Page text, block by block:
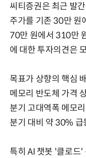
씨티증권은 최근 발
주가를 기존 30만 원
70만 원에서 310만
에 대한 투자의견은
목표가 상향의 핵심
메모리 반도체 가격
분기 고대역폭 메모
분기 대비 약 30% 급
특히 AI 챗봇 '클로드'